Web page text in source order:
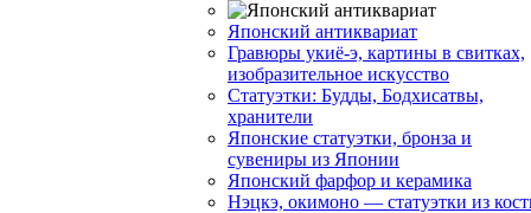
Японский антиквариат
Гравюры укиё-э, картины в свитках,
изобразительное искусство
Статуэтки: Будды, Бодхисатвы,
хранители
Японские статуэтки, бронза и
сувениры из Японии
Японский фарфор и керамика
Нэцкэ, окимоно — статуэтки из